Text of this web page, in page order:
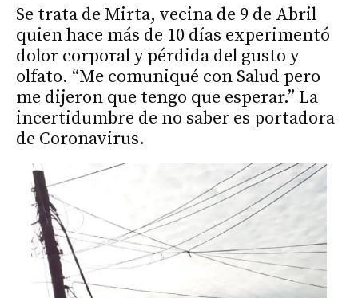
Se trata de Mirta, vecina de 9 de Abril
quien hace más de 10 días experimentó
dolor corporal y pérdida del gusto y
olfato. “Me comuniqué con Salud pero
me dijeron que tengo que esperar.” La
incertidumbre de no saber es portadora
de Coronavirus.